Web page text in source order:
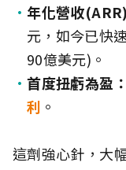
年化營收
元，如今已快
90億美元)。
首度扭虧為盈：
利 。
這劑強心針，大